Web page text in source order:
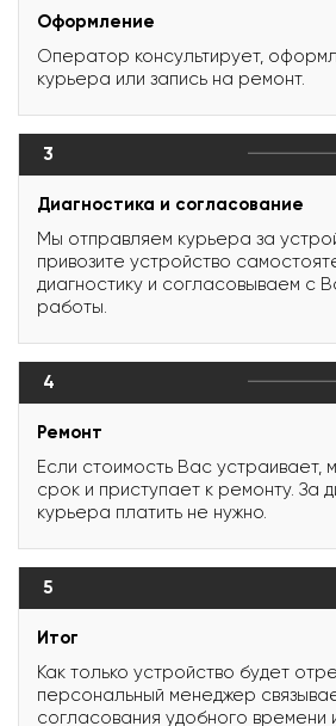
Оформление
Оператор консультирует,
курьера или запись на ремонт.
3
Диагностика и согласование
Мы отправляем курьера за
привозите устройство
диагностику и согласовываем с
работы.
4
Ремонт
Если стоимость Вас устраивает,
срок и приступает к ремонту. За
курьера платить не нужно.
5
Итог
Как только устройство будет
персональный менеджер
согласования удобного времени